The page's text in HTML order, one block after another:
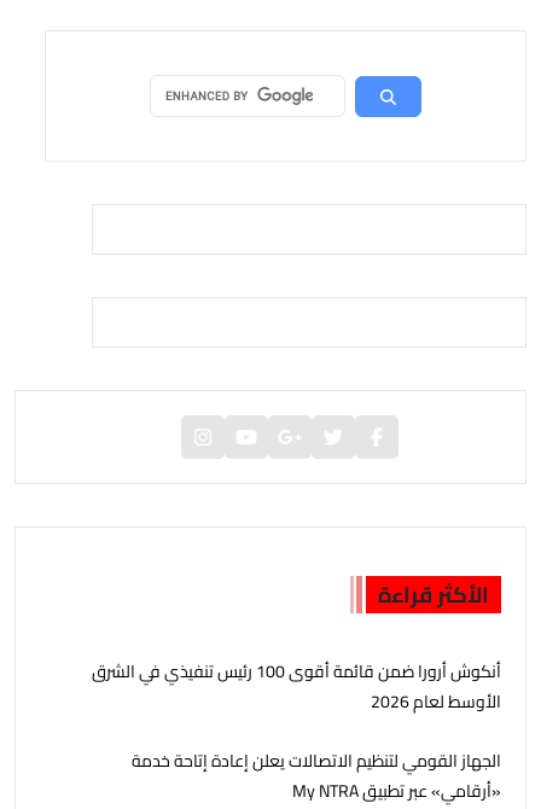
الأكثر قراءة
أنكوش أرورا ضمن قائمة أقوى 100 رئيس تنفيذي في الشرق
الأوسط لعام 2026
الجهاز القومي لتنظيم الاتصالات يعلن إعادة إتاحة خدمة
«أرقامي» عبر تطبيق My NTRA